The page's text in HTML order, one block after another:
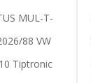
MUL-T-
88 VW
Tiptronic